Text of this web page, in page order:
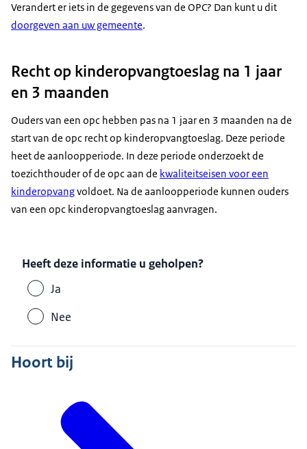
Verandert er iets in de gegevens van de OPC? Dan kunt u dit
doorgeven aan uw gemeente.
Recht op kinderopvangtoeslag na 1 jaar
en 3 maanden
Ouders van een opc hebben pas na 1 jaar en 3 maanden na de
start van de opc recht op kinderopvangtoeslag. Deze periode
heet de aanloopperiode. In deze periode onderzoekt de
toezichthouder of de opc aan de kwaliteitseisen voor een
kinderopvangvoldoet. Na de aanloopperiode kunnen ouders
van een opc kinderopvangtoeslag aanvragen.
Heeft deze informatie u geholpen?
Ja
Nee
Hoort bij